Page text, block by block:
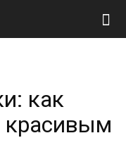
как
красивым